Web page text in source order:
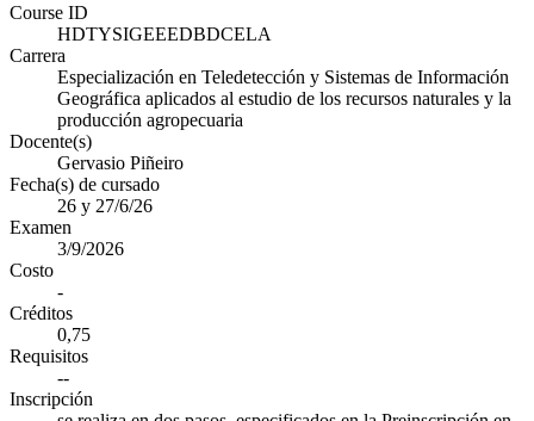
Course ID
HDTYSIGEEEDBDCELA
Carrera
Especialización en Teledetección y Sistemas de Información
Geográfica aplicados al estudio de los recursos naturales y la
producción agropecuaria
Docente(s)
Gervasio Piñeiro
Fecha(s) de cursado
26 y 27/6/26
Examen
3/9/2026
Costo
-
Créditos
0,75
Requisitos
--
Inscripción